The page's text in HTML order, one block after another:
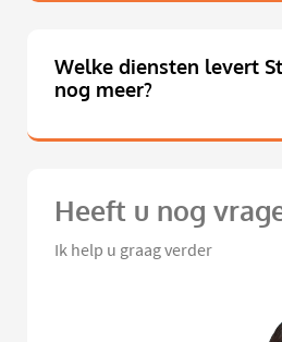
Welke diensten levert
nog meer?
Heeft u nog
Ik help u graag verder